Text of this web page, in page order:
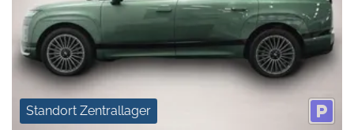
Standort Zentrallager